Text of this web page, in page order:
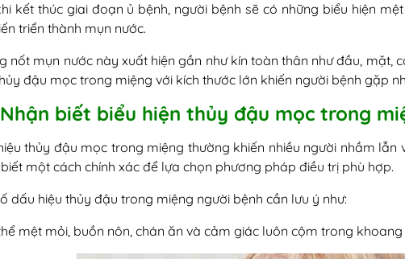
kết thúc giai đoạn ủ bệnh, người bệnh sẽ có những biểu hiện
triển thành mụn nước.
nốt mụn nước này xuất hiện gần như kín toàn thân như đầu, mặt,
đậu mọc trong miệng với kích thước lớn khiến người bệnh gặp
biết biểu hiện thủy đậu mọc trong
thủy đậu mọc trong miệng thường khiến nhiều người nhầm lẫn
một cách chính xác để lựa chọn phương pháp điều trị phù hợp.
dấu hiệu thủy đậu trong miệng người bệnh cần lưu ý như:
mệt mỏi, buồn nôn, chán ăn và cảm giác luôn cộm trong